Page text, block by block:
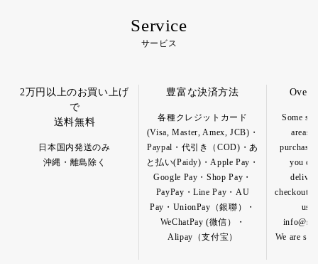
Service
サービス
2万円以上のお買い上げ
で
送料無料
日本国内発送のみ
沖縄・離島除く
豊富な決済方法
各種クレジットカード
(Visa, Master, Amex, JCB)・
Paypal・代引き（COD)・あ
と払い(Paidy)・Apple Pay・
Google Pay・Shop Pay・
PayPay・Line Pay・AU
Pay・UnionPay（銀聯）・
WeChatPay (微信）・
Alipay（支付宝）
Some
areas
purchase
you
checkout
us
We are so